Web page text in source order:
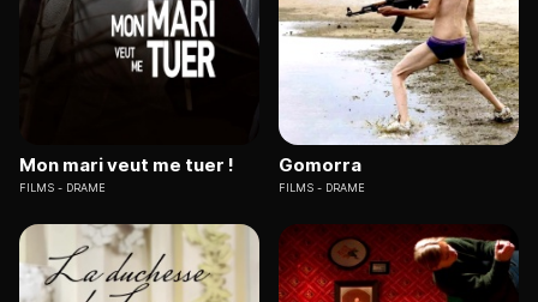
Mon mari veut me tuer !
FILMS DRAME
Gomorra
FILMS DRAME